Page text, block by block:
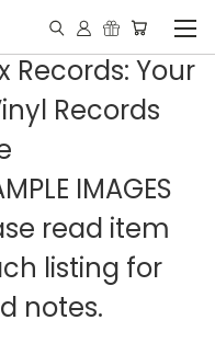
Records: Your
Records
IMAGES
read item
listing for
notes.